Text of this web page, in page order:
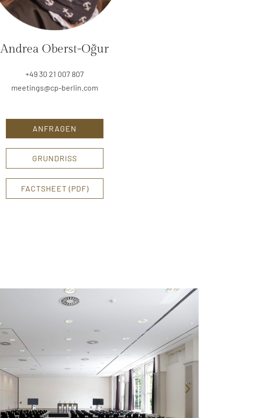
Andrea Oberst-Oğur
+49 30 21 007 807
meetings@cp-berlin.com
ANFRAGEN
GRUNDRISS
FACTSHEET (PDF)